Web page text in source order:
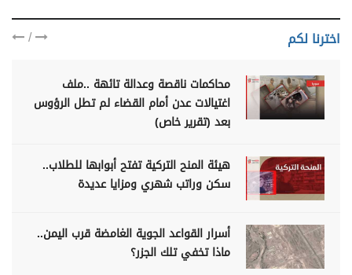
اخترنا لكم /
محاكمات ناقصة وعدالة تائهة ..ملف
اغتيالات عدن أمام القضاء لم تطل الرؤوس
بعد (تقرير خاص)
هيئة المنح التركية تفتح أبوابها للطلاب..
سكن وراتب شهري ومزايا عديدة
أسرار القواعد الجوية الغامضة قرب اليمن..
ماذا تخفي تلك الجزر؟